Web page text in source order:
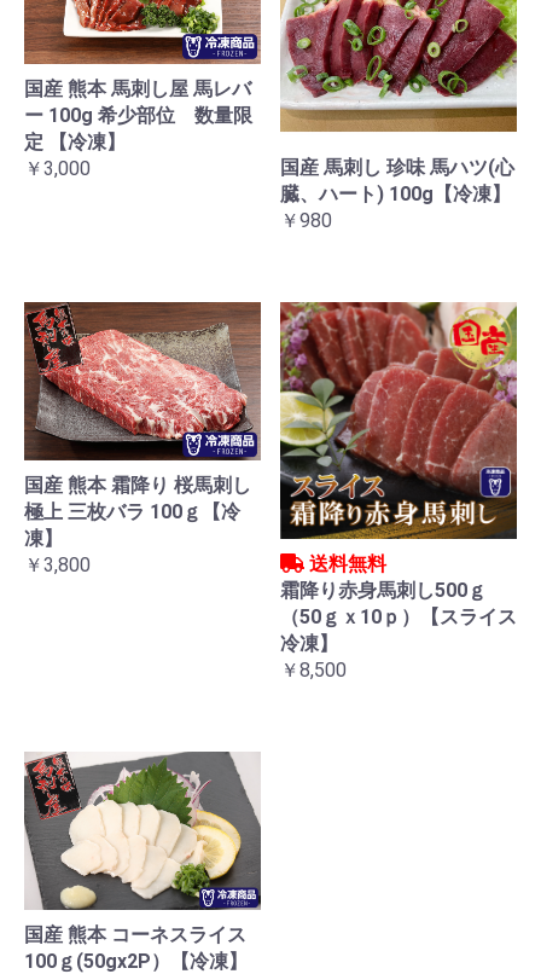
国産 熊本 馬刺し屋 馬レバ
ー 100g 希少部位 数量限
定 【冷凍】
￥3,000
国産 馬刺し 珍味 馬ハツ(心
臓、ハート) 100g【冷凍】
￥980
国産 熊本 霜降り 桜馬刺し
極上 三枚バラ 100ｇ【冷
凍】
￥3,800
送料無料
霜降り赤身馬刺し500ｇ
（50ｇｘ10ｐ）【スライス
冷凍】
￥8,500
国産 熊本 コーネスライス
100ｇ(50gx2P）【冷凍】